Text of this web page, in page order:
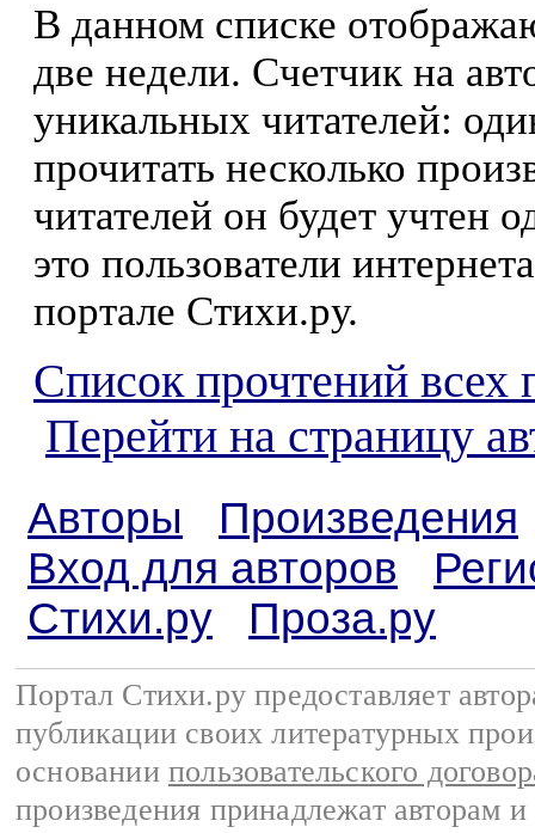
В данном списке
две недели. Счетчик на
уникальных читателей:
прочитать несколько
читателей он будет учтен
это пользователи
портале Стихи.ру.
Список прочтений всех
Перейти на страницу
Авторы
Произведения
Вход для авторов
Стихи.ру
Проза.ру
Портал Стихи.ру предоставляет
публикации своих литературных
основании пользовательского
произведения принадлежат авторам